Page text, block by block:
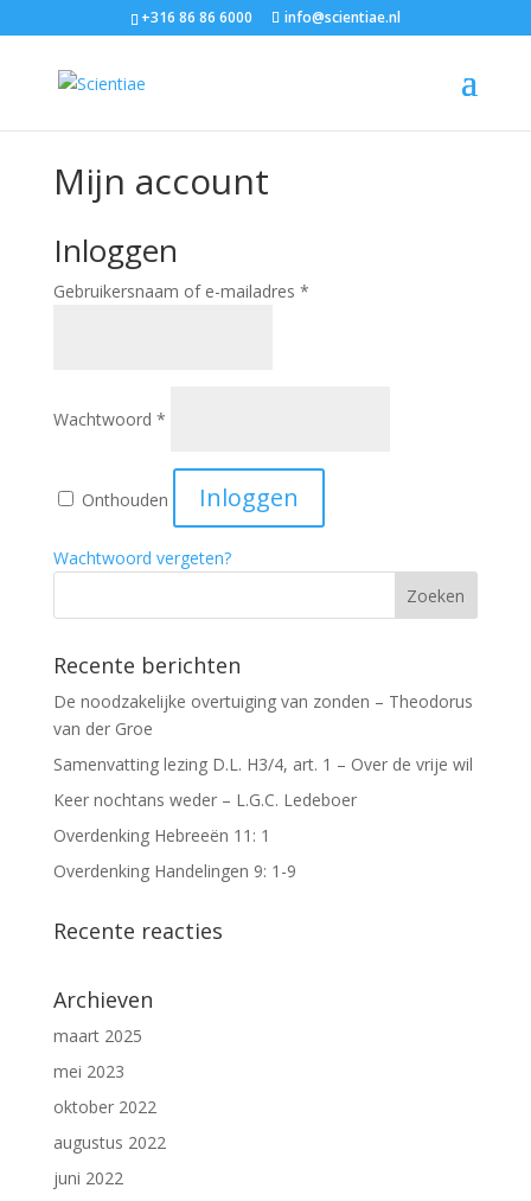
+316 86 86 6000 info@scientiae.nl
Mijn account
Inloggen
Gebruikersnaam of e-mailadres *Vereist
Wachtwoord *
Onthouden Inloggen
Wachtwoord vergeten?
Recente berichten
De noodzakelijke overtuiging van zonden – Theodorus
van der Groe
Samenvatting lezing D.L. H3/4, art. 1 – Over de vrije wil
Keer nochtans weder – L.G.C. Ledeboer
Overdenking Hebreeën 11: 1
Overdenking Handelingen 9: 1-9
Recente reacties
Archieven
maart 2025
mei 2023
oktober 2022
augustus 2022
juni 2022